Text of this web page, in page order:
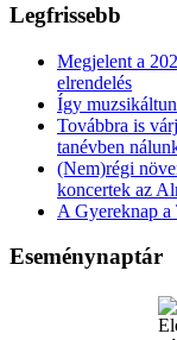
Legfrissebb
Megjelent a
elrendelés
Így
Továbbra is
tanévben
(Nem)régi
koncertek az
A Gyereknap a
Eseménynaptár